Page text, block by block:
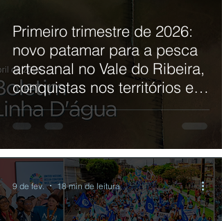
Primeiro trimestre de 2026:
novo patamar para a pesca
artesanal no Vale do Ribeira,
conquistas nos territórios e
caminhos em construção
9 de fev. 18 min de leitura